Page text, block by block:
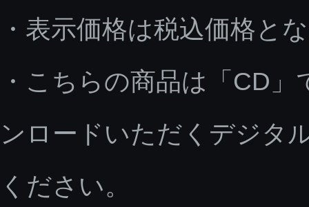
・表示価格は税込価格と
・こちらの商品は「CD
ンロードいただくデジタ
ください。